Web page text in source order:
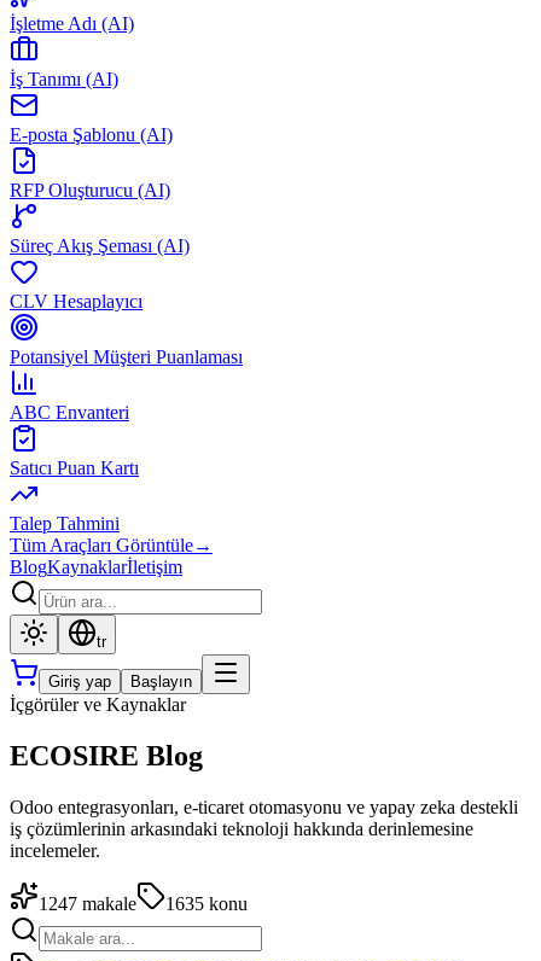
İşletme Adı (AI)
İş Tanımı (AI)
E-posta Şablonu (AI)
RFP Oluşturucu (AI)
Süreç Akış Şeması (AI)
CLV Hesaplayıcı
Potansiyel Müşteri Puanlaması
ABC Envanteri
Satıcı Puan Kartı
Talep Tahmini
Tüm Araçları Görüntüle→
BlogKaynaklarİletişim
tr
Giriş yap Başlayın
İçgörüler ve Kaynaklar
ECOSIRE Blog
Odoo entegrasyonları, e-ticaret otomasyonu ve yapay zeka destekli
iş çözümlerinin arkasındaki teknoloji hakkında derinlemesine
incelemeler.
1247 makale 1635 konu